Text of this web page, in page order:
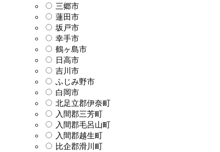
三郷市
蓮田市
坂戸市
幸手市
鶴ヶ島市
日高市
吉川市
ふじみ野市
白岡市
北足立郡伊奈町
入間郡三芳町
入間郡毛呂山町
入間郡越生町
比企郡滑川町